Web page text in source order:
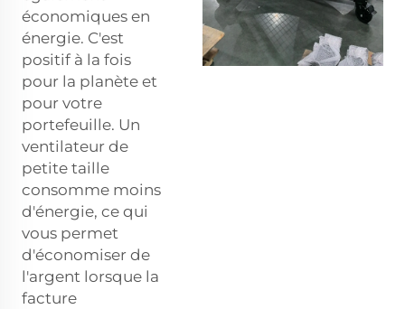
économiques en
énergie. C'est
positif à la fois
pour la planète et
pour votre
portefeuille. Un
ventilateur de
petite taille
consomme moins
d'énergie, ce qui
vous permet
d'économiser de
l'argent lorsque la
facture